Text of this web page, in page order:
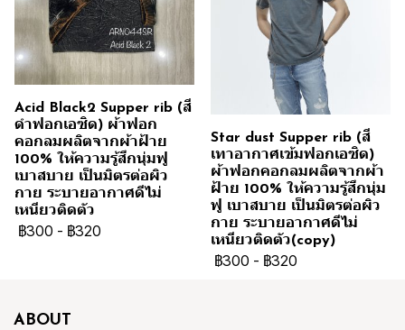
Acid Black2 Supper rib (สี
ดำฟอกเอซิด) ผ้าฟอก
คอกลมผลิตจากผ้าฝ้าย
100% ให้ความรู้สึกนุ่มฟู
เบาสบาย เป็นมิตรต่อผิว
กาย ระบายอากาศดีไม่
เหนียวติดตัว
฿300 - ฿320
Star dust Supper rib (สี
เทาอากาศเข้มฟอกเอซิด)
ผ้าฟอกคอกลมผลิตจากผ้า
ฝ้าย 100% ให้ความรู้สึกนุ่ม
ฟู เบาสบาย เป็นมิตรต่อผิว
กาย ระบายอากาศดีไม่
เหนียวติดตัว(copy)
฿300 - ฿320
ABOUT